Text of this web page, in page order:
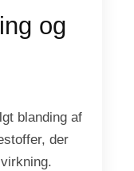
og
blanding af
der